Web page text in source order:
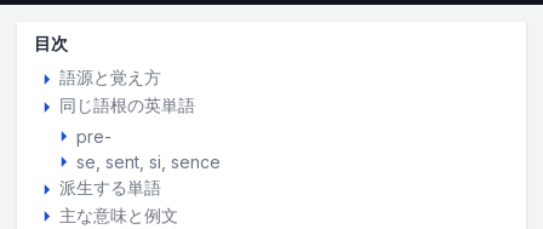
目次
語源と覚え方
同じ語根の英単語
pre-
se, sent, si, sence
派生する単語
主な意味と例文